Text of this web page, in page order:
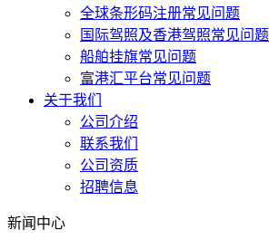
全球条形码注册常见问题
国际驾照及香港驾照常见问题
船舶挂旗常见问题
富港汇平台常见问题
关于我们
公司介绍
联系我们
公司资质
招聘信息
新闻中心